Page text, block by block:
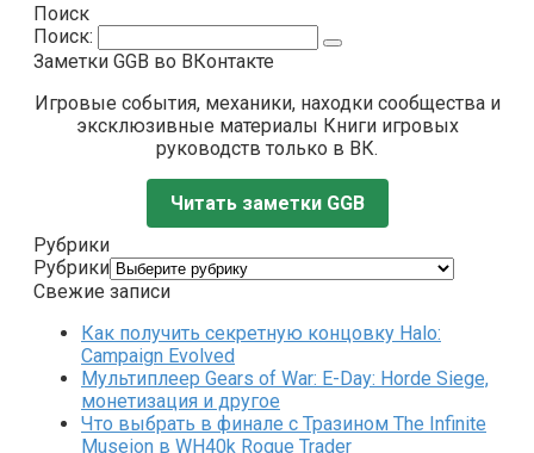
Поиск
Поиск:
Заметки GGB во ВКонтакте
Игровые события, механики, находки сообщества и
эксклюзивные материалы Книги игровых
руководств только в ВК.
Читать заметки GGB
Рубрики
Рубрики
Свежие записи
Как получить секретную концовку Halo:
Campaign Evolved
Мультиплеер Gears of War: E-Day: Horde Siege,
монетизация и другое
Что выбрать в финале с Тразином The Infinite
Museion в WH40k Rogue Trader